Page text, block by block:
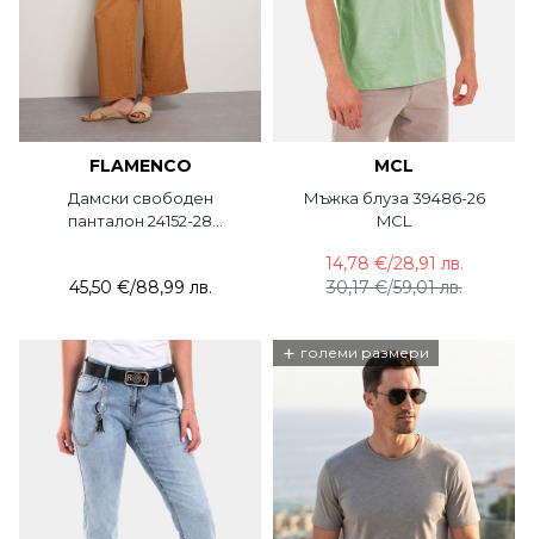
FLAMENCO
Дамски свободен
панталон 24152-28
45,50 €/88,99 лв.
MCL
Мъжка блуза 39486-26
MCL
30,17 €/59,01 лв.
14,78 €/28,91 лв.
+ големи размери